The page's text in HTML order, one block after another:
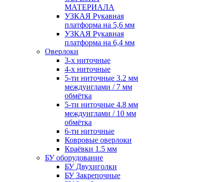
МАТЕРИАЛА
УЗКАЯ Рукавная
платформа на 5,6 мм
УЗКАЯ Рукавная
платформа на 6,4 мм
Оверлоки
3-х ниточные
4-х ниточные
5-ти ниточные 3.2 мм
междуиглами / 7 мм
обмётка
5-ти ниточные 4.8 мм
междуиглами / 10 мм
обмётка
6-ти ниточные
Ковровые оверлоки
Краёвки 1.5 мм
БУ оборудование
БУ Двухиголки
БУ Закрепочные